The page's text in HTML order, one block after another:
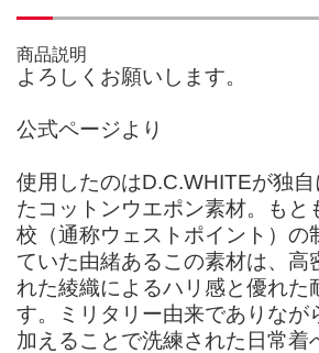
商品説明
よろしくお願いします。
公式ページより
使用したのはD.C.WHITEが独
たコットンウエポン素材。もと
校（通称ウェストポイント）の
ていた由緒あるこの素材は、高
れた綾織によるハリ感と優れた
す。ミリタリー由来でありなが
加えることで洗練された日常着